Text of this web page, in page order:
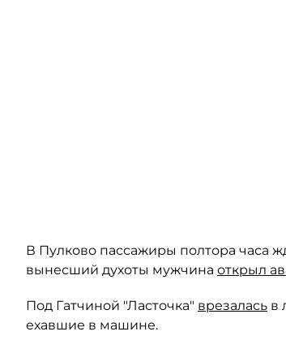
В Пулково пассажиры полтора часа
вынесший духоты мужчина открыл
Под Гатчиной "Ласточка" врезалась в
ехавшие в машине.